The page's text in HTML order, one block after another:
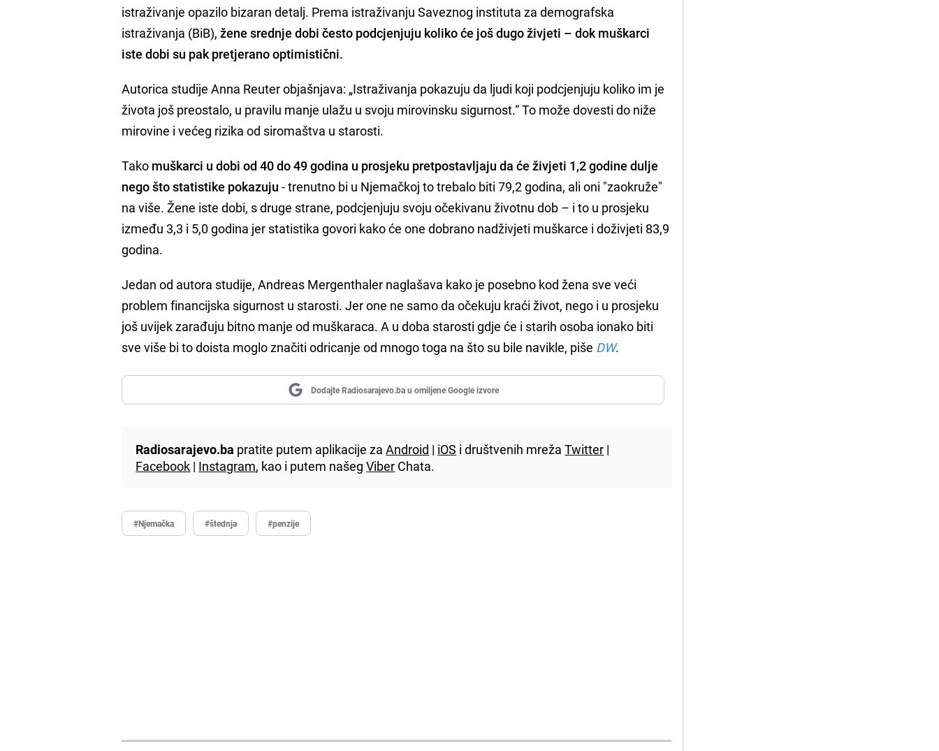
istraživanje opazilo bizaran detalj. Prema istraživanju Saveznog instituta za demografska
istraživanja (BiB),žene srednje dobi često podcjenjuju koliko će još dugo živjeti – dok muškarci
iste dobi su pak pretjerano optimistični.
Autorica studije Anna Reuter objašnjava: „Istraživanja pokazuju da ljudi koji podcjenjuju koliko im je
života još preostalo, u pravilu manje ulažu u svoju mirovinsku sigurnost.“ To može dovesti do niže
mirovine i većeg rizika od siromaštva u starosti.
Tako muškarci u dobi od 40 do 49 godina u prosjeku pretpostavljaju da će živjeti 1,2 godine dulje
nego što statistike pokazuju - trenutno bi u Njemačkoj to trebalo biti 79,2 godina, ali oni "zaokruže"
na više. Žene iste dobi, s druge strane, podcjenjuju svoju očekivanu životnu dob – i to u prosjeku
između 3,3 i 5,0 godina jer statistika govori kako će one dobrano nadživjeti muškarce i doživjeti 83,9
godina.
Jedan od autora studije, Andreas Mergenthaler naglašava kako je posebno kod žena sve veći
problem financijska sigurnost u starosti. Jer one ne samo da očekuju kraći život, nego i u prosjeku
još uvijek zarađuju bitno manje od muškaraca. A u doba starosti gdje će i starih osoba ionako biti
sve više bi to doista moglo značiti odricanje od mnogo toga na što su bile navikle, piše DW.
Dodajte Radiosarajevo.ba u omiljene Google izvore
Radiosarajevo.ba pratite putem aplikacije zaAndroid | iOS i društvenih mrežaTwitter |
Facebook | Instagram, kao i putem našegViber Chata.
#Njemačka #štednja #penzije